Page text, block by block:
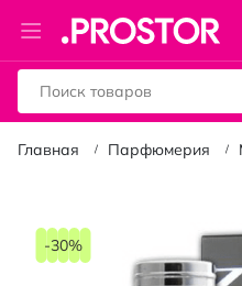
Toggle
Nav
Главная Парфюмерия
перейти
-30%